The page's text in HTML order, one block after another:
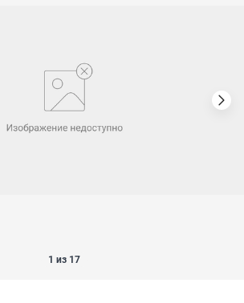
1 из 17